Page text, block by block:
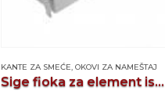
KANTE ZA SMEĆE,OKOVI ZA NAMEŠTAJ
Sige fioka za element ispod sudopere donja jedinic